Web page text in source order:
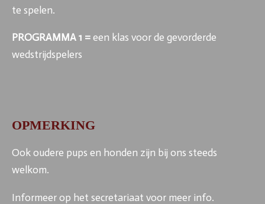
te spelen.
PROGRAMMA 1 =een klas voor de gevorderde
wedstrijdspelers
OPMERKING
Ook oudere pups en honden zijn bij ons steeds
welkom.
Informeer op het secretariaat voor meer info.